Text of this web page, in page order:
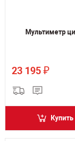
Мультиметр
23 195 ₽
Купить